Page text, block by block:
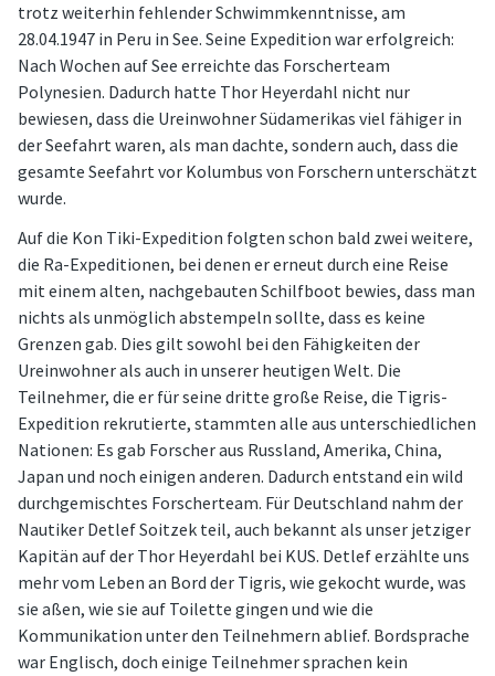
trotz weiterhin fehlender Schwimmkenntnisse, am
28.04.1947 in Peru in See. Seine Expedition war erfolgreich:
Nach Wochen auf See erreichte das Forscherteam
Polynesien. Dadurch hatte Thor Heyerdahl nicht nur
bewiesen, dass die Ureinwohner Südamerikas viel fähiger in
der Seefahrt waren, als man dachte, sondern auch, dass die
gesamte Seefahrt vor Kolumbus von Forschern unterschätzt
wurde.
Auf die Kon Tiki-Expedition folgten schon bald zwei weitere,
die Ra-Expeditionen, bei denen er erneut durch eine Reise
mit einem alten, nachgebauten Schilfboot bewies, dass man
nichts als unmöglich abstempeln sollte, dass es keine
Grenzen gab. Dies gilt sowohl bei den Fähigkeiten der
Ureinwohner als auch in unserer heutigen Welt. Die
Teilnehmer, die er für seine dritte große Reise, die Tigris-
Expedition rekrutierte, stammten alle aus unterschiedlichen
Nationen: Es gab Forscher aus Russland, Amerika, China,
Japan und noch einigen anderen. Dadurch entstand ein wild
durchgemischtes Forscherteam. Für Deutschland nahm der
Nautiker Detlef Soitzek teil, auch bekannt als unser jetziger
Kapitän auf der Thor Heyerdahl bei KUS. Detlef erzählte uns
mehr vom Leben an Bord der Tigris, wie gekocht wurde, was
sie aßen, wie sie auf Toilette gingen und wie die
Kommunikation unter den Teilnehmern ablief. Bordsprache
war Englisch, doch einige Teilnehmer sprachen kein